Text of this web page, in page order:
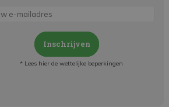
Inschrijven
* Lees hier de wettelijke beperkingen